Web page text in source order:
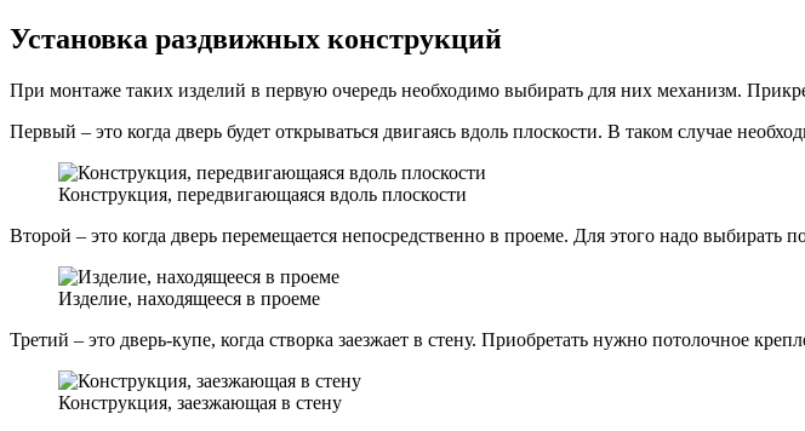
Установка раздвижных конструкций
При монтаже таких изделий в первую очередь необходимо выбирать для них механизм.
Первый – это когда дверь будет открываться двигаясь вдоль плоскости. В таком случае
Конструкция, передвигающаяся вдоль плоскости
Второй – это когда дверь перемещается непосредственно в проеме. Для этого надо выбирать
Изделие, находящееся в проеме
Третий – это дверь-купе, когда створка заезжает в стену. Приобретать нужно потолочное
Конструкция, заезжающая в стену